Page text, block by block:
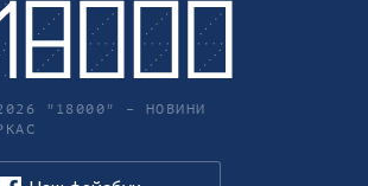
"18000" – НОВИНИ